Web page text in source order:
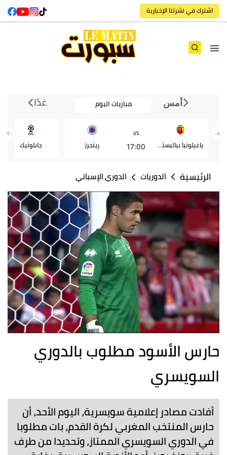
اشترك في نشرتنا الإخبارية
أمس مباريات اليوم غدًا
ياغيلونيا بياليستوك
VS
17:00 رينجرز جابلونيك
الرئيسية الدوريات الدوري الإسباني
حارس الأسود مطلوب بالدوري
السويسري
أفادت مصادر إعلامية سويسرية، اليوم الأحد، أن
حارس المنتخب المغربي لكرة القدم، بات مطلوبا
في الدوري السويسري الممتاز، وتحديدا من طرف